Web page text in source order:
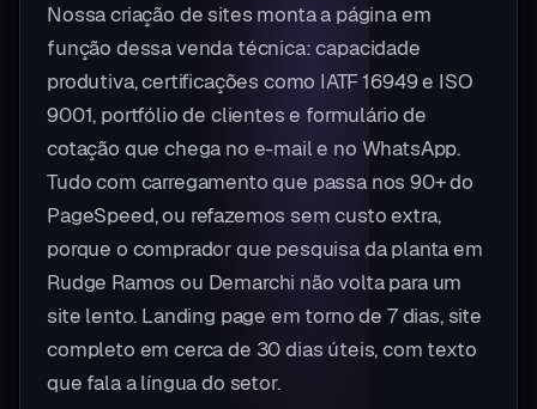
Nossa criação de sites monta a página em
função dessa venda técnica: capacidade
produtiva, certificações como IATF 16949 e ISO
9001, portfólio de clientes e formulário de
cotação que chega no e-mail e no WhatsApp.
Tudo com carregamento que passa nos 90+ do
PageSpeed, ou refazemos sem custo extra,
porque o comprador que pesquisa da planta em
Rudge Ramos ou Demarchi não volta para um
site lento. Landing page em torno de 7 dias, site
completo em cerca de 30 dias úteis, com texto
que fala a língua do setor.